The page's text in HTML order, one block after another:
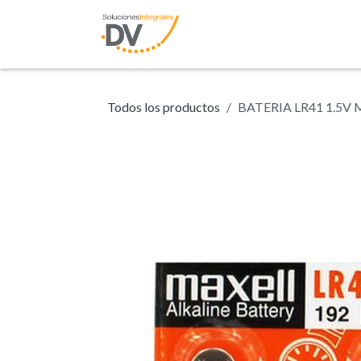
Todos los productos BATERIA LR41 1.5V